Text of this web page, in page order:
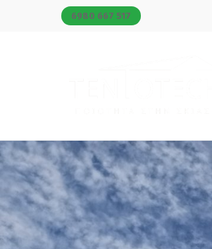
6980 667 517